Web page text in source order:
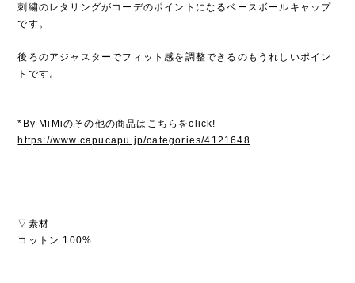
刺繍のレタリングがコーデのポイントになるベースボールキャップ
です。
後ろのアジャスターでフィット感を調整できるのもうれしいポイン
トです。
*By MiMiのその他の商品はこちらをclick!
https://www.capucapu.jp/categories/4121648
▽素材
コットン 100%